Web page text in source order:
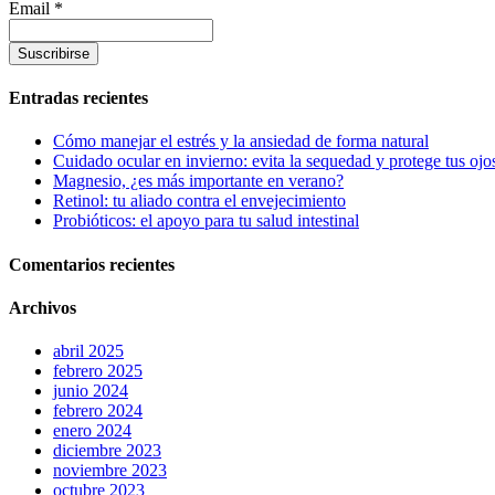
Email *
Entradas recientes
Cómo manejar el estrés y la ansiedad de forma natural
Cuidado ocular en invierno: evita la sequedad y protege tus
Magnesio, ¿es más importante en verano?
Retinol: tu aliado contra el envejecimiento
Probióticos: el apoyo para tu salud intestinal
Comentarios recientes
Archivos
abril 2025
febrero 2025
junio 2024
febrero 2024
enero 2024
diciembre 2023
noviembre 2023
octubre 2023